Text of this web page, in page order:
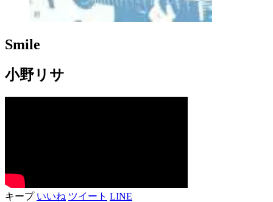
Smile
小野リサ
キープ いいね ツイート LINE